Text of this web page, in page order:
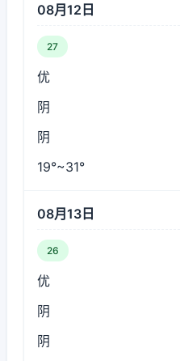
08月12日
27
优
阴
阴
19°~31°
08月13日
26
优
阴
阴